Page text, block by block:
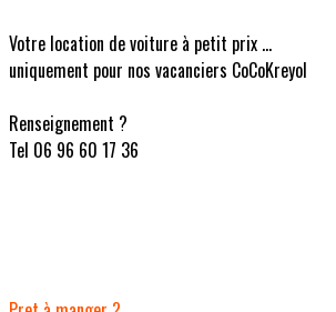
Votre location de voiture à petit prix ...
uniquement pour nos vacanciers CoCoKreyol
Renseignement ?
Tel 06 96 60 17 36